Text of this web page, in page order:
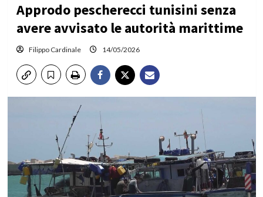
Approdo pescherecci tunisini senza
avere avvisato le autorità marittime
Filippo Cardinale 14/05/2026